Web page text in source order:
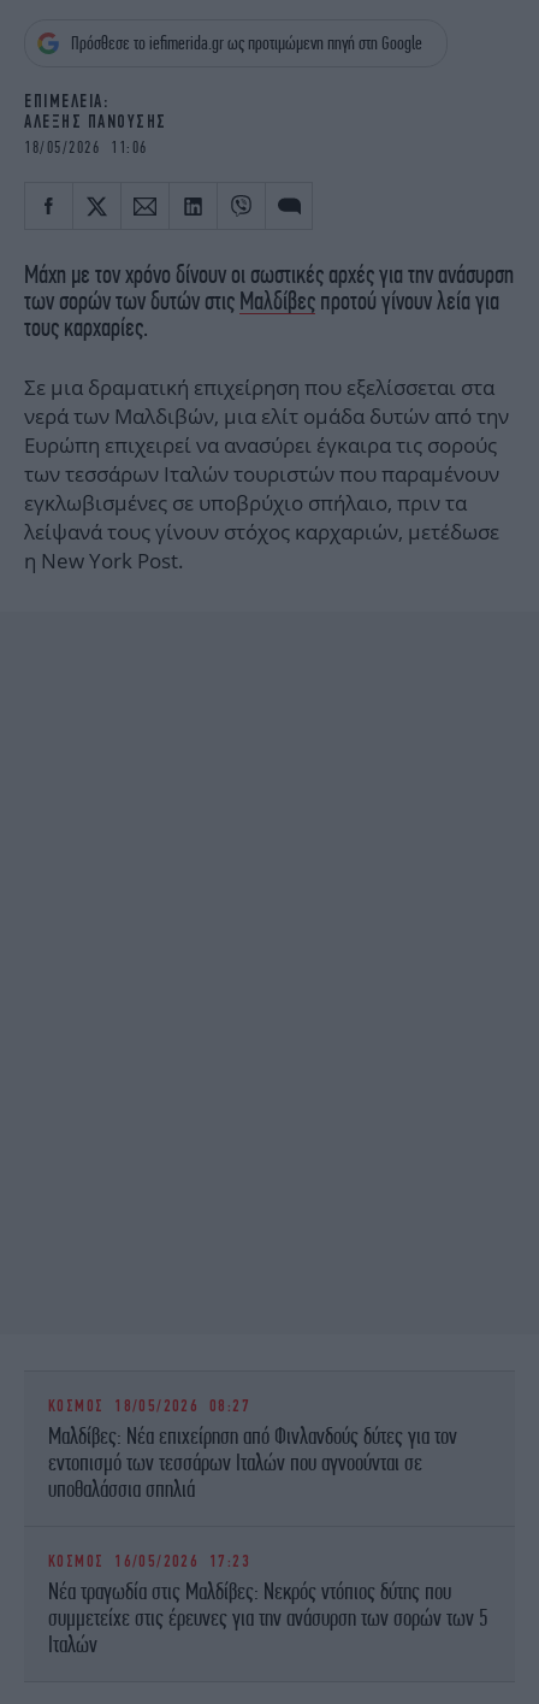
OSCARS
THE OCEAN
NEWSLETTER
Πρόσθεσε το iefimerida.gr ως προτιμώμενη πηγή στη Google
EΠΙΜΕΛΕΙΑ:
ΑΛΕΞΗΣ ΠΑΝΟΥΣΗΣ
18/05/2026 11:06
Μάχη με τον χρόνο δίνουν οι σωστικές αρχές για την ανάσυρση
των σορών των δυτών στις Μαλδίβες προτού γίνουν λεία για
τους καρχαρίες.
Σε μια δραματική επιχείρηση που εξελίσσεται στα
νερά των Μαλδιβών, μια ελίτ ομάδα δυτών από την
Ευρώπη επιχειρεί να ανασύρει έγκαιρα τις σορούς
των τεσσάρων Ιταλών τουριστών που παραμένουν
εγκλωβισμένες σε υποβρύχιο σπήλαιο, πριν τα
λείψανά τους γίνουν στόχος καρχαριών, μετέδωσε
η New York Post.
ΚΟΣΜΟΣ 18/05/2026 08:27
Μαλδίβες: Νέα επιχείρηση από Φινλανδούς δύτες για τον
εντοπισμό των τεσσάρων Ιταλών που αγνοούνται σε
υποθαλάσσια σπηλιά
ΚΟΣΜΟΣ 16/05/2026 17:23
Νέα τραγωδία στις Μαλδίβες: Νεκρός ντόπιος δύτης που
συμμετείχε στις έρευνες για την ανάσυρση των σορών των 5
Ιταλών